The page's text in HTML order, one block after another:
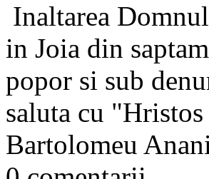
Inaltarea
in Joia din
popor si sub
saluta cu
Bartolomeu